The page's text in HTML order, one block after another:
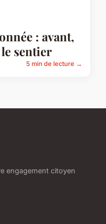
: avant,
sentier
5 min de lecture →
engagement citoyen